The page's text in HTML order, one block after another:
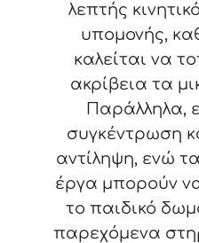
λεπτής
υπομονής,
καλείται να
ακρίβεια τα
Παράλληλα,
συγκέντρωση
αντίληψη, ενώ
έργα μπορούν
το παιδικό
παρεχόμενα